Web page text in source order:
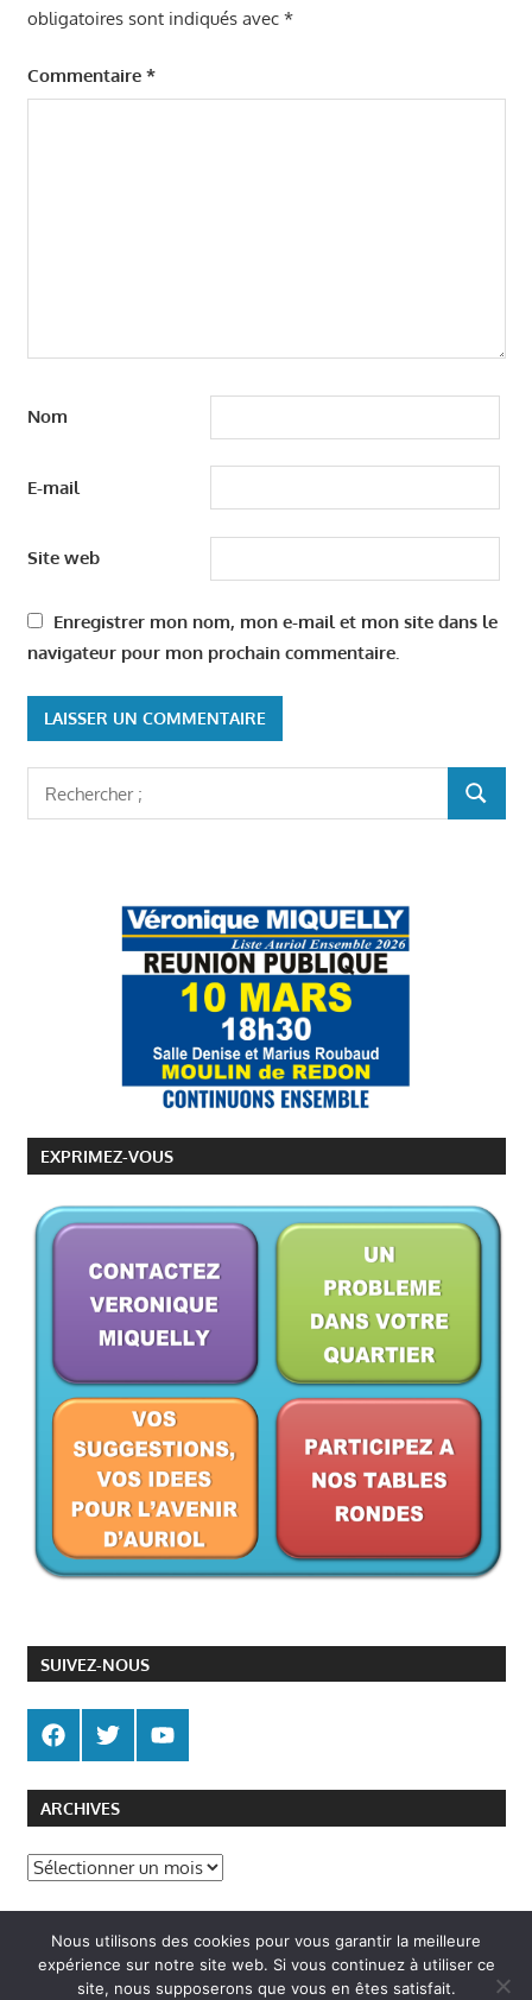
obligatoires sont indiqués avec *
Commentaire *
Nom
E-mail
Site web
Enregistrer mon nom, mon e-mail et mon site dans le
navigateur pour mon prochain commentaire.
EXPRIMEZ-VOUS
SUIVEZ-NOUS
ARCHIVES
Archives
Politique de confidentialité
Nous utilisons des cookies pour vous garantir la meilleure
expérience sur notre site web. Si vous continuez à utiliser ce
site, nous supposerons que vous en êtes satisfait.